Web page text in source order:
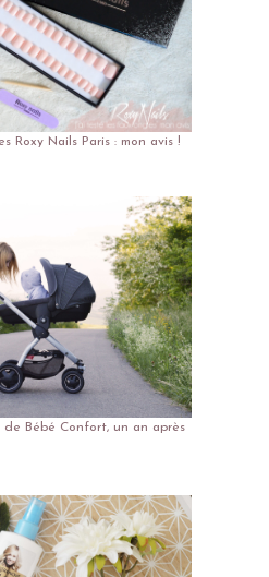
Roxy Nails Paris : mon avis !
Bébé Confort, un an après